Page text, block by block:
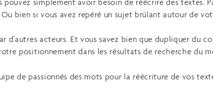
pouvez simplement avoir besoin de réécrire des textes.
bien si vous avez repéré un sujet brûlant autour de
d’autres acteurs. Et vous savez bien que dupliquer du
positionnement dans les résultats de recherche du
de passionnés des mots pour la réécriture de vos